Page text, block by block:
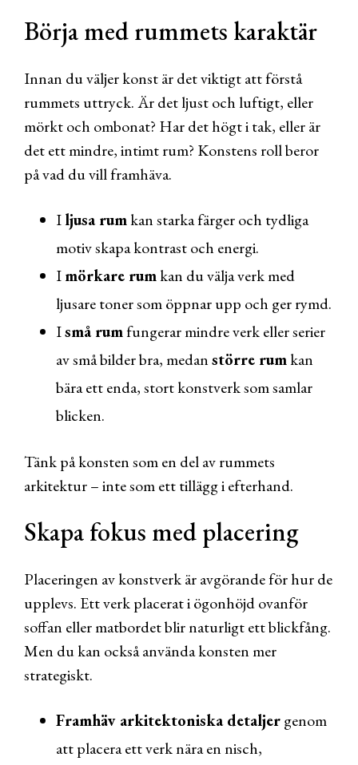
Börja med rummets karaktär
Innan du väljer konst är det viktigt att förstå
rummets uttryck. Är det ljust och luftigt, eller
mörkt och ombonat? Har det högt i tak, eller är
det ett mindre, intimt rum? Konstens roll beror
på vad du vill framhäva.
Iljusa rumkan starka färger och tydliga
motiv skapa kontrast och energi.
Imörkare rumkan du välja verk med
ljusare toner som öppnar upp och ger rymd.
Ismå rumfungerar mindre verk eller serier
av små bilder bra, medanstörre rumkan
bära ett enda, stort konstverk som samlar
blicken.
Tänk på konsten som en del av rummets
arkitektur – inte som ett tillägg i efterhand.
Skapa fokus med placering
Placeringen av konstverk är avgörande för hur de
upplevs. Ett verk placerat i ögonhöjd ovanför
soffan eller matbordet blir naturligt ett blickfång.
Men du kan också använda konsten mer
strategiskt.
Framhäv arkitektoniska detaljergenom
att placera ett verk nära en nisch,